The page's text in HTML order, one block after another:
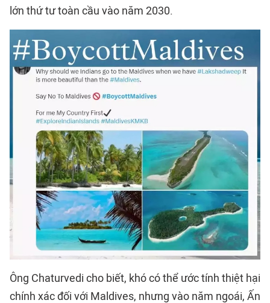
lớn thứ tư toàn cầu vào năm 2030.
Ông Chaturvedi cho biết, khó có thể ước tính thiệt hại
chính xác đối với Maldives, nhưng vào năm ngoái, Ấn